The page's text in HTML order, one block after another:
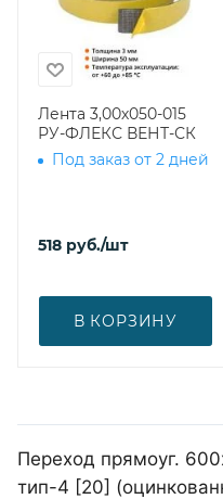
Лента 3,00х050-015
РУ-ФЛЕКС ВЕНТ-СК
Под заказ от 2 дней
518 руб./шт
В КОРЗИНУ
Переход прямоуг.
тип-4 [20]